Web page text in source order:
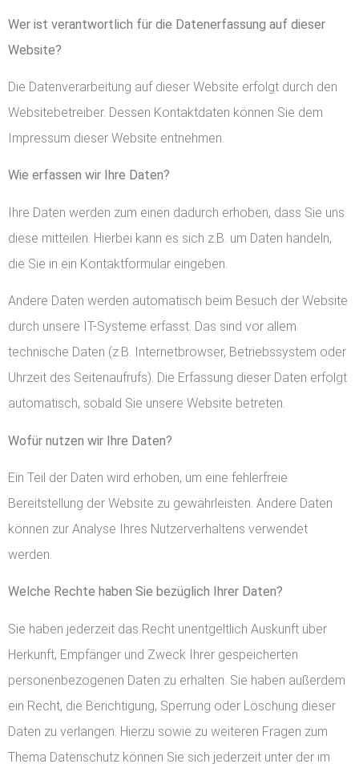
Wer ist verantwortlich für die Datenerfassung auf dieser
Website?
Die Datenverarbeitung auf dieser Website erfolgt durch den
Websitebetreiber. Dessen Kontaktdaten können Sie dem
Impressum dieser Website entnehmen.
Wie erfassen wir Ihre Daten?
Ihre Daten werden zum einen dadurch erhoben, dass Sie uns
diese mitteilen. Hierbei kann es sich z.B. um Daten handeln,
die Sie in ein Kontaktformular eingeben.
Andere Daten werden automatisch beim Besuch der Website
durch unsere IT-Systeme erfasst. Das sind vor allem
technische Daten (z.B. Internetbrowser, Betriebssystem oder
Uhrzeit des Seitenaufrufs). Die Erfassung dieser Daten erfolgt
automatisch, sobald Sie unsere Website betreten.
Wofür nutzen wir Ihre Daten?
Ein Teil der Daten wird erhoben, um eine fehlerfreie
Bereitstellung der Website zu gewährleisten. Andere Daten
können zur Analyse Ihres Nutzerverhaltens verwendet
werden.
Welche Rechte haben Sie bezüglich Ihrer Daten?
Sie haben jederzeit das Recht unentgeltlich Auskunft über
Herkunft, Empfänger und Zweck Ihrer gespeicherten
personenbezogenen Daten zu erhalten. Sie haben außerdem
ein Recht, die Berichtigung, Sperrung oder Löschung dieser
Daten zu verlangen. Hierzu sowie zu weiteren Fragen zum
Thema Datenschutz können Sie sich jederzeit unter der im